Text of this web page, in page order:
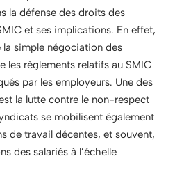
la défense des droits des
et ses implications. En effet,
simple négociation des
les règlements relatifs au SMIC
par les employeurs. Une des
la lutte contre le non-respect
se mobilisent également
de travail décentes, et souvent,
des salariés à l’échelle